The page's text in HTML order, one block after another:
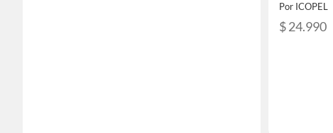
Por ICOPEL
$ 24.990